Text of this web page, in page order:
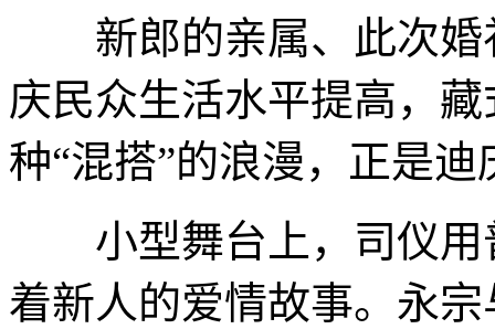
新郎的亲属、此次婚
庆民众生活水平提高，
种“混搭”的浪漫，正是
小型舞台上，司仪用
着新人的爱情故事。永